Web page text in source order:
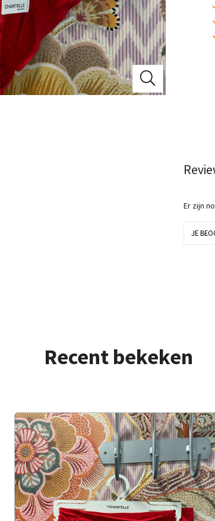
Er zijn
JE
Recent bekeken